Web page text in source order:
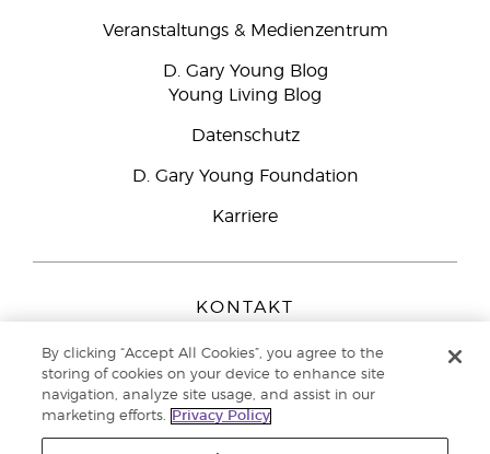
Veranstaltungs & Medienzentrum
D. Gary Young Blog
Young Living Blog
Datenschutz
D. Gary Young Foundation
Karriere
KONTAKT
Peizerweg 97
9727 AJ Groningen
Netherlands
Kundenservice:0800-296205
By clicking “Accept All Cookies”, you agree to the
storing of cookies on your device to enhance site
navigation, analyze site usage, and assist in our
marketing efforts.
Privacy Policy